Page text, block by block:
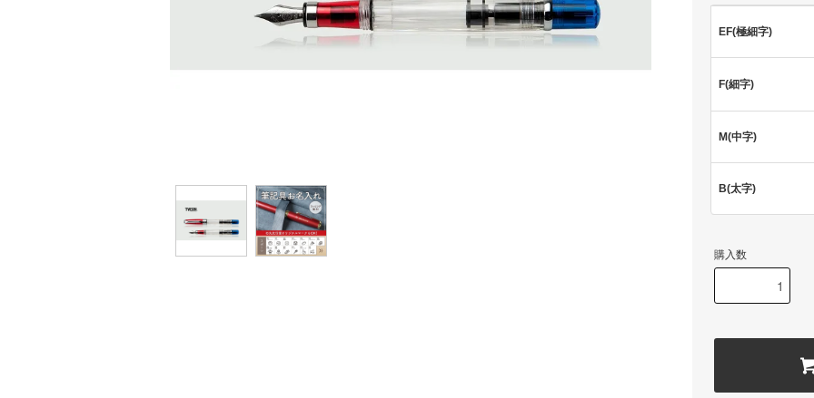
EF(極細字)
F(細字)
M(中字)
B(太字)
購入数